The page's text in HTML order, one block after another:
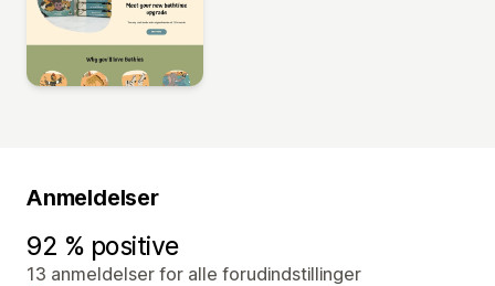
Anmeldelser
92 % positive
13 anmeldelser for alle forudindstillinger